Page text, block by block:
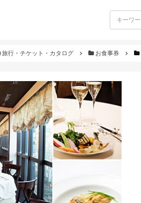
旅行・チケット・カタログ お食事券